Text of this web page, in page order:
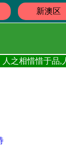
新澳区
人之相惜惜于品,